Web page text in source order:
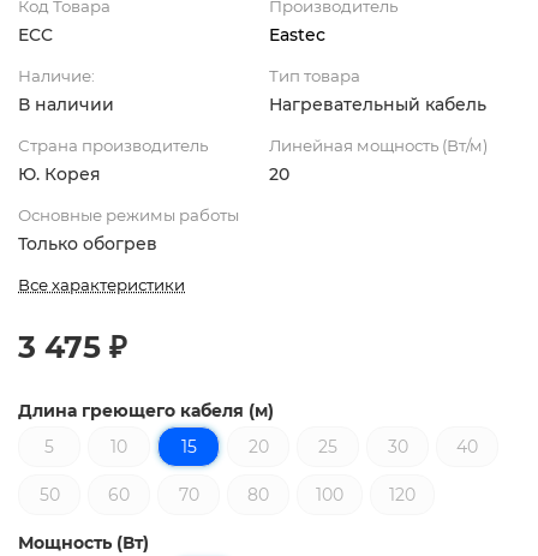
Код Товара
ECC
Производитель
Eastec
Наличие:
В наличии
Тип товара
Нагревательный кабель
Страна производитель
Ю. Корея
Линейная мощность (Вт/м)
20
Основные режимы работы
Только обогрев
Все характеристики
3 475 ₽
Длина греющего кабеля (м)
5
10 15 20 25 30 40
50 60 70 80 100 120
Мощность (Вт)